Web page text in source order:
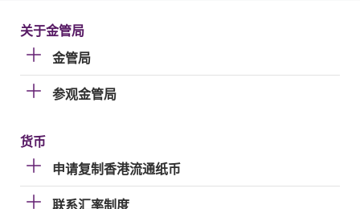
关于金管局
金管局
参观金管局
货币
申请复制香港流通纸币
联系汇率制度